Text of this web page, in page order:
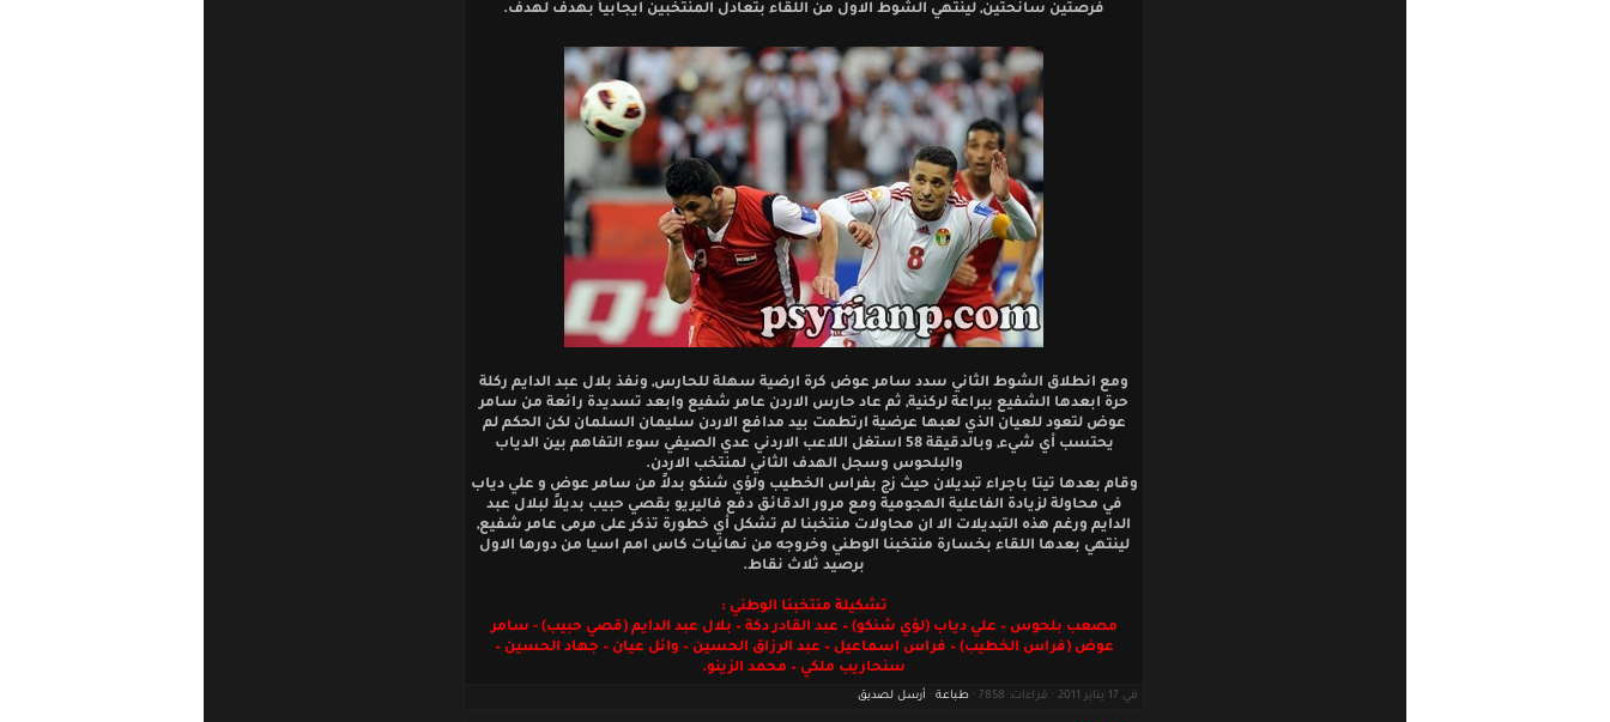
فرصتين سانحتين, لينتهي الشوط الاول من اللقاء بتعادل المنتخبين ايجابياً بهدف لهدف.
ومع انطلاق الشوط الثاني سدد سامر عوض كرة ارضية سهلة للحارس, ونفذ بلال عبد الدايم ركلة
حرة ابعدها الشفيع ببراعة لركنية, ثم عاد حارس الاردن عامر شفيع وابعد تسديدة رائعة من سامر
عوض لتعود للعيان الذي لعبها عرضية ارتطمت بيد مدافع الاردن سليمان السلمان لكن الحكم لم
يحتسب أي شيء, وبالدقيقة 58 استغل اللاعب الاردني عدي الصيفي سوء التفاهم بين الدياب
والبلحوس وسجل الهدف الثاني لمنتخب الاردن.
وقام بعدها تيتا باجراء تبديلان حيث زج بفراس الخطيب ولؤي شنكو بدلاً من سامر عوض و علي دياب
في محاولة لزيادة الفاعلية الهجومية ومع مرور الدقائق دفع فاليريو بقصي حبيب بديلاً لبلال عبد
الدايم ورغم هذه التبديلات الا ان محاولات منتخبنا لم تشكل أي خطورة تذكر على مرمى عامر شفيع,
لينتهي بعدها اللقاء بخسارة منتخبنا الوطني وخروجه من نهائيات كاس امم اسيا من دورها الاول
برصيد ثلاث نقاط.
تشكيلة منتخبنا الوطني :
مصعب بلحوس – علي دياب (لؤي شنكو) – عبد القادر دكة – بلال عبد الدايم (قصي حبيب) - سامر
عوض (فراس الخطيب) – فراس اسماعيل – عبد الرزاق الحسين – وائل عيان – جهاد الحسين –
سنحاريب ملكي – محمد الزينو.
في 17 يناير 2011 · قراءات: 7858 · طباعة أرسل لصديق